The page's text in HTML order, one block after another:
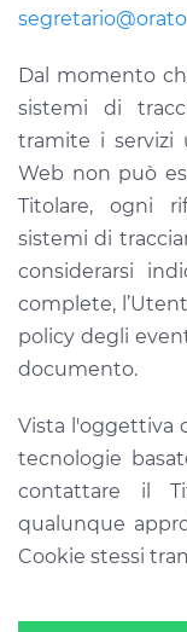
Dal momento
sistemi di
tramite i servizi
Web non può
Titolare, ogni
sistemi di
considerarsi
complete,
policy degli
documento.
Vista l'oggettiva
tecnologie
contattare il
qualunque
Cookie stessi